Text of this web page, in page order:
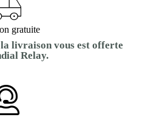
gratuite
livraison vous est offerte
Relay.